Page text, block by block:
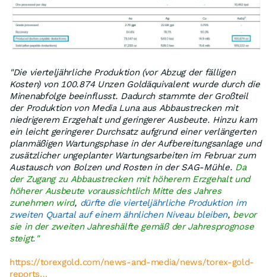
https://torexgold.com/news-and-media/news/torex-
gold-deliver…
"Die vierteljährliche Produktion (vor Abzug der fälligen
Kosten) von 100.874 Unzen Goldäquivalent wurde durch die
Minenabfolge beeinflusst. Dadurch stammte der Großteil
der Produktion von Media Luna aus Abbaustrecken mit
niedrigerem Erzgehalt und geringerer Ausbeute. Hinzu kam
ein leicht geringerer Durchsatz aufgrund einer verlängerten
planmäßigen Wartungsphase in der Aufbereitungsanlage und
zusätzlicher ungeplanter Wartungsarbeiten im Februar zum
Austausch von Bolzen und Rosten in der SAG-Mühle. Da
der Zugang zu Abbaustrecken mit höherem Erzgehalt und
höherer Ausbeute voraussichtlich Mitte des Jahres
zunehmen wird, dürfte die vierteljährliche Produktion im
zweiten Quartal auf einem ähnlichen Niveau bleiben, bevor
sie in der zweiten Jahreshälfte gemäß der Jahresprognose
steigt."
https://torexgold.com/news-and-media/news/torex-gold-
reports…